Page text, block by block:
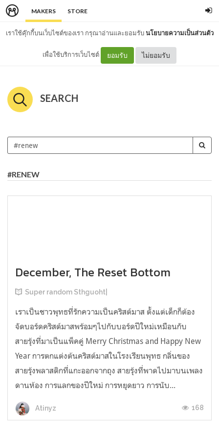
MAKERS STORE
เราใช้คุ๊กกี้บนเว็บไซต์ของเรา กรุณาอ่านและยอมรับนโยบายความเป็นส่วนตัว
เพื่อใช้บริการเว็บไซต์ ยอมรับ ไม่ยอมรับ
SEARCH
#RENEW
December, The Reset Bottom
Super random Sthguoht|
เราเป็นชาวพุทธที่รักความเป็นคริสต์มาส ตั้งแต่เด็กก็ต้อง
จัดบอร์ดคริสต์มาสพร้อมๆไปกับบอร์ดปีใหม่เหมือนกับ
สายรุ้งที่มาเป็นแพ็คคู่ Merry Christmas and Happy New
Year การตกแต่งต้นคริสต์มาสในโรงเรียนพุทธ กลิ่นของ
สายรุ้งพลาสติกที่แกะออกจากถุง สายรุ้งที่พาดไปมาบนเพลง
ดานห้อง การแลกของปีใหม่ การหยุดยาว การนับ...
Atinyz 168